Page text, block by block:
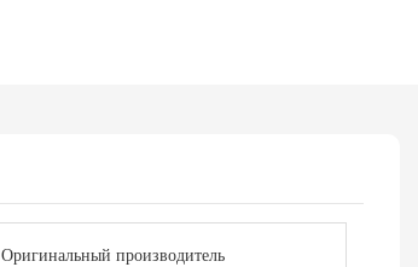
Оригинальный производитель